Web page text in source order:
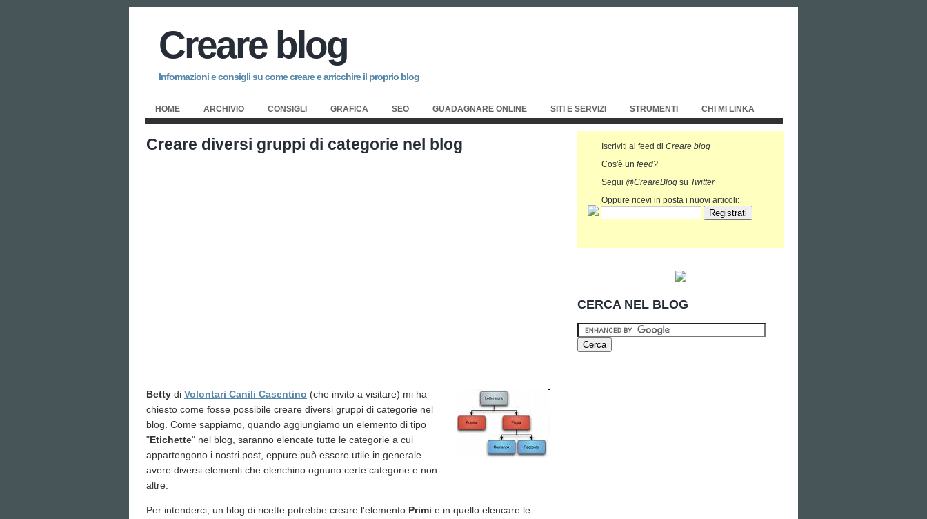
Creare blog
Informazioni e consigli su come creare e arricchire il proprio blog
HOME ARCHIVIO CONSIGLI GRAFICA SEO GUADAGNARE ONLINE SITI E SERVIZI STRUMENTI CHI MI LINKA
Creare diversi gruppi di categorie nel blog
Betty di Volontari Canili Casentino (che invito a visitare) mi ha
chiesto come fosse possibile creare diversi gruppi di categorie nel
blog. Come sappiamo, quando aggiungiamo un elemento di tipo
"Etichette" nel blog, saranno elencate tutte le categorie a cui
appartengono i nostri post, eppure può essere utile in generale
avere diversi elementi che elenchino ognuno certe categorie e non
altre.
Per intenderci, un blog di ricette potrebbe creare l'elemento Primi e in quello elencare le
Iscriviti al feed di Creare blog
Cos'è un feed?
Segui @CreareBlog su Twitter
Oppure ricevi in posta i nuovi articoli:
CERCA NEL BLOG